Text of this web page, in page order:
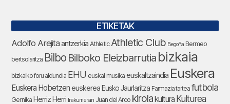
ETIKETAK
Adolfo Arejitaantzerkia Athletic Athletic Club Begoña Bermeo
bertsolaritza Bilbo Bilboko Eleizbarrutia bizkaia
bizkaiko foru aldundia EHU euskal musika euskaltzaindia Euskera
Euskera Hobetzeneuskerea Eusko Jaurlaritza Farmazia tartea futbola
Gernika Herriz Herri Irakurrieran Juan del Arco kirolakultura Kulturea